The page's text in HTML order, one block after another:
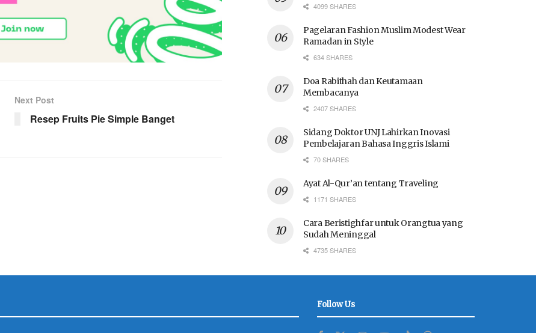
Next Post
Resep Fruits Pie Simple Banget
4099 SHARES
Pagelaran Fashion Muslim Modest Wear
Ramadan in Style
634 SHARES
Doa Rabithah dan Keutamaan
Membacanya
2407 SHARES
Sidang Doktor UNJ Lahirkan Inovasi
Pembelajaran Bahasa Inggris Islami
70 SHARES
Ayat Al-Qur’an tentang Traveling
1171 SHARES
Cara Beristighfar untuk Orangtua yang
Sudah Meninggal
4735 SHARES
Follow Us